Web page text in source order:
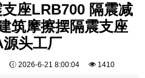
座LRB700 隔震减
筑摩擦摆隔震支座
头工厂
2026-6-21 8:00:04 1410